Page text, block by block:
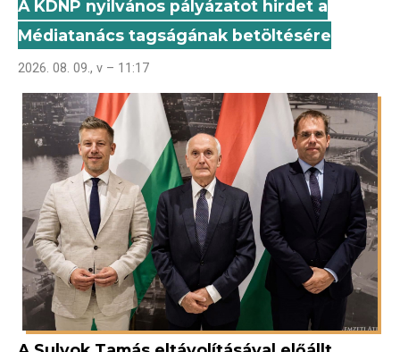
A KDNP nyilvános pályázatot hirdet a
Médiatanács tagságának betöltésére
2026. 08. 09., v – 11:17